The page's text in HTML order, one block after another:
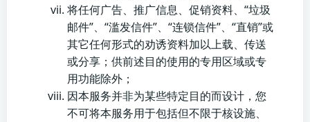
将任何广告、推广信息、促销资料、“垃圾
邮件”、“滥发信件”、“连锁信件”、“直销”或
其它任何形式的劝诱资料加以上载、传送
或分享；供前述目的使用的专用区域或专
用功能除外；
因本服务并非为某些特定目的而设计，您
不可将本服务用于包括但不限于核设施、